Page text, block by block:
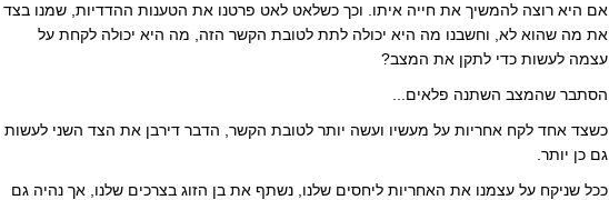
אם היא רוצה להמשיך את חייה איתו. וכך כשלאט לאט פרטנו את הטענות ההדדיות, שמנו בצד
את מה שהוא לא, וחשבנו מה היא יכולה לתת לטובת הקשר הזה, מה היא יכולה לקחת על
עצמה לעשות כדי לתקן את המצב?
הסתבר שהמצב השתנה פלאים...
כשצד אחד לקח אחריות על מעשיו ועשה יותר לטובת הקשר, הדבר דירבן את הצד השני לעשות
גם כן יותר.
ככל שניקח על עצמנו את האחריות ליחסים שלנו, נשתף את בן הזוג בצרכים שלנו, אך נהיה גם